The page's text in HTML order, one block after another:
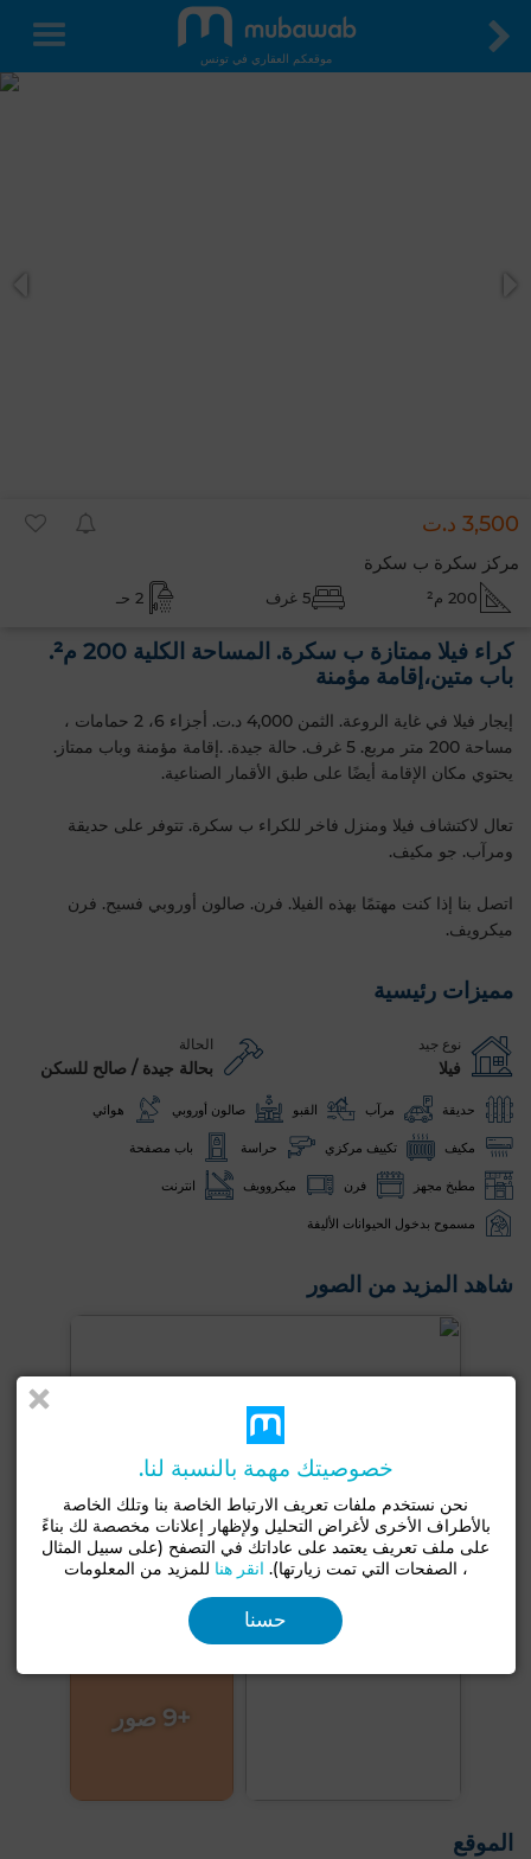
موقعكم العقاري في تونس
3,500 د.ت
مركز سكرة ب سكرة
200 م² 5 غرف 2 حـ
كراء فيلا ممتازة ب سكرة. المساحة الكلية 200 م².
باب متين،إقامة مؤمنة
إيجار فيلا في غاية الروعة. الثمن 4,000 د.ت. أجزاء 6، 2 حمامات ،
مساحة 200 متر مربع. 5 غرف. حالة جيدة. .إقامة مؤمنة وباب ممتاز.
يحتوي مكان الإقامة أيضًا على طبق الأقمار الصناعية.
تعال لاكتشاف فيلا ومنزل فاخر للكراء ب سكرة. تتوفر على حديقة
ومرآب. جو مكيف.
اتصل بنا إذا كنت مهتمًا بهذه الفيلا. فرن. صالون أوروبي فسيح. فرن
ميكرويف.
مميزات رئيسية
نوع جيد
فيلا
الحالة
بحالة جيدة / صالح للسكن
حديقة مرآب القبو صالون أوروبي هوائي
مكيف تكييف مركزي حراسة باب مصفحة
مطبخ مجهز فرن ميكروويف انترنت
مسموح بدخول الحيوانات الأليفة
شاهد المزيد من الصور
+9 صور
الموقع
خصوصيتك مهمة بالنسبة لنا.
نحن نستخدم ملفات تعريف الارتباط الخاصة بنا وتلك الخاصة
بالأطراف الأخرى لأغراض التحليل ولإظهار إعلانات مخصصة لك بناءً
على ملف تعريف يعتمد على عاداتك في التصفح (على سبيل المثال
، الصفحات التي تمت زيارتها). انقر هنا للمزيد من المعلومات
حسنا